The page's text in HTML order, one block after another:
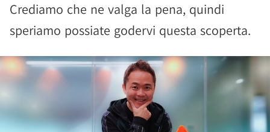
Crediamo che ne valga la pena, quindi
speriamo possiate godervi questa scoperta.